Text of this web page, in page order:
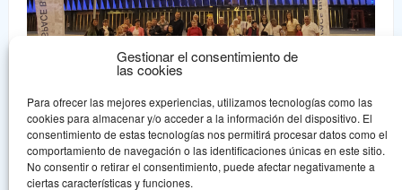
Gestionar el consentimiento de
las cookies
Para ofrecer las mejores experiencias, utilizamos tecnologías como las
cookies para almacenar y/o acceder a la información del dispositivo. El
consentimiento de estas tecnologías nos permitirá procesar datos como el
comportamiento de navegación o las identificaciones únicas en este sitio.
No consentir o retirar el consentimiento, puede afectar negativamente a
ciertas características y funciones.
Aspace Bizkaia